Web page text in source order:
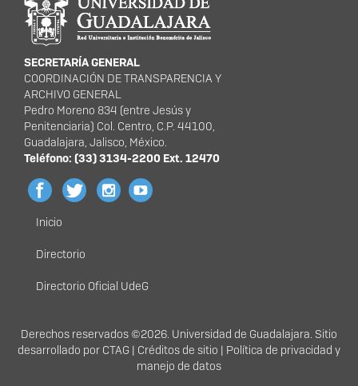
SECRETARÍA GENERAL
COORDINACIÓN DE TRANSPARENCIA Y
ARCHIVO GENERAL
Pedro Moreno 834 (entre Jesús y
Penitenciaria) Col. Centro, C.P. 44100,
Guadalajara, Jalisco, México.
Teléfono: (33) 3134-2200 Ext. 12470
Menú
principal
Inicio
Directorio
Directorio Oficial UdeG
Derechos
Derechos reservados ©2026. Universidad de Guadalajara. Sitio
desarrollado por CTAG | Créditos de sitio | Política de privacidad y
manejo de datos